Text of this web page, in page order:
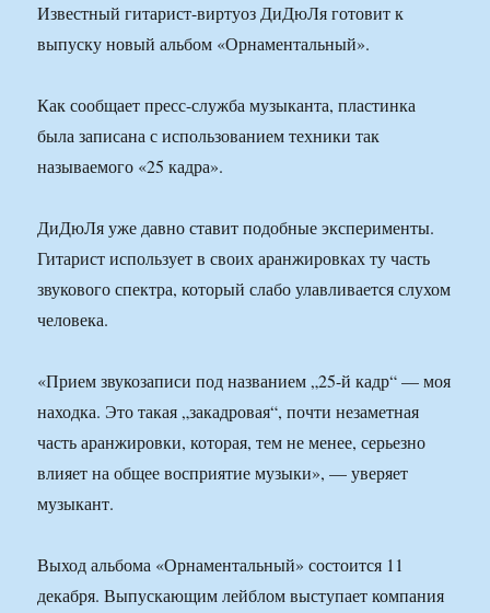
Известный гитарист-виртуоз ДиДюЛя готовит к
выпуску новый альбом «Орнаментальный».
Как сообщает пресс-служба музыканта, пластинка
была записана с использованием техники так
называемого «25 кадра».
ДиДюЛя уже давно ставит подобные эксперименты.
Гитарист использует в своих аранжировках ту часть
звукового спектра, который слабо улавливается слухом
человека.
«Прием звукозаписи под названием „25-й кадр“ — моя
находка. Это такая „закадровая“, почти незаметная
часть аранжировки, которая, тем не менее, серьезно
влияет на общее восприятие музыки», — уверяет
музыкант.
Выход альбома «Орнаментальный» состоится 11
декабря. Выпускающим лейблом выступает компания